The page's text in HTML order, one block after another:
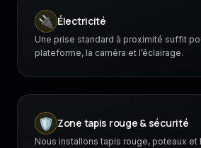
🔌 Électricité
Une prise standard à proximité suffit
plateforme, la caméra et l’éclairage.
🛡️ Zone tapis rouge & sécurité
Nous installons tapis rouge, poteaux et